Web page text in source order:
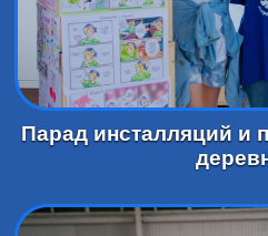
Парад инсталляций и